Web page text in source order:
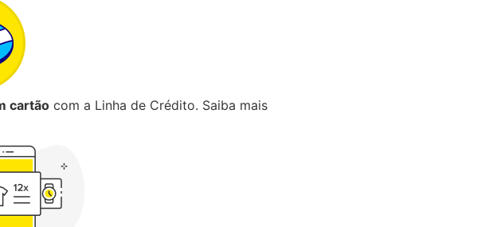
cartãocom a Linha de Crédito. Saiba mais